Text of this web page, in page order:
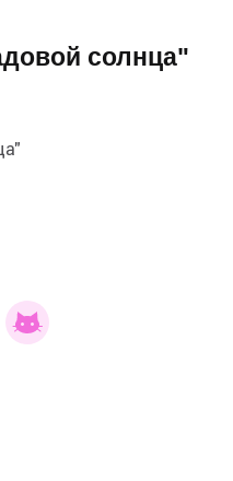
солнца"